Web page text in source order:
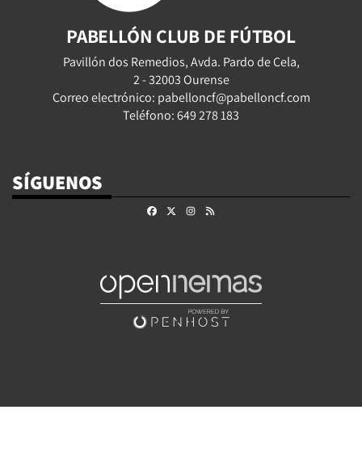
PABELLÓN CLUB DE FÚTBOL
Pavillón dos Remedios, Avda. Pardo de Cela,
2 - 32003 Ourense
Correo electrónico: pabelloncf@pabelloncf.com
Teléfono: 649 278 183
SÍGUENOS
FacebookInstagram